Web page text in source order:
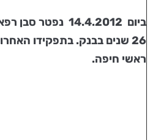
ביום 14.4.2012 נפטר סבן
26 שנים בבנק. בתפקידו
ראשי חיפה.